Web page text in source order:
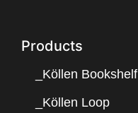
Products
_Köllen Bookshelf
_Köllen Loop